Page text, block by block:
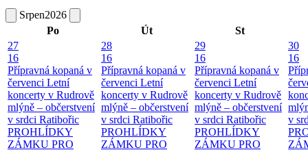
Srpen2026
Po
Út
St
27
16
Přípravná kopaná v
červenci Letní
koncerty v Rudrově
mlýně – občerstvení
v srdci Ratibořic
PROHLÍDKY
ZÁMKU PRO
28
16
Přípravná kopaná v
červenci Letní
koncerty v Rudrově
mlýně – občerstvení
v srdci Ratibořic
PROHLÍDKY
ZÁMKU PRO
29
16
Přípravná kopaná v
červenci Letní
koncerty v Rudrově
mlýně – občerstvení
v srdci Ratibořic
PROHLÍDKY
ZÁMKU PRO
30
16
v